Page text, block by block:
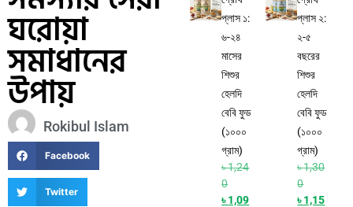
ঘরোয়া
সমাধানের
উপায়
Rokibul Islam
Facebook
Twitter
প্লাস ১:
৬-২৪
মাসের
শিশুর
হেলদি
বেবি ফুড
(১০০০
গ্রাম)
৳1,24
0
৳1,09
প্লাস ২:
২-৫
বছরের
শিশুর
হেলদি
বেবি ফুড
(১০০০
গ্রাম)
৳1,30
0
৳1,15